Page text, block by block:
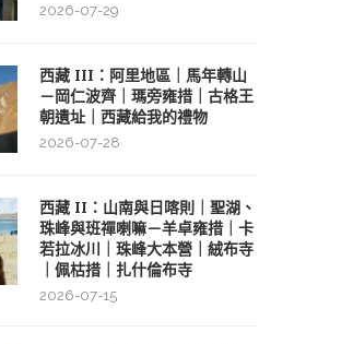
2026-07-29
西藏 III：阿里地區｜馬年轉山
－岡仁波齊｜瑪旁雍措｜古格王
朝遺址｜西藏給我的禮物
2026-07-28
西藏 II：山南與日喀則｜聖湖、
珠峰與班禪喇嘛－羊卓雍措｜卡
若拉冰川｜珠峰大本營｜絨布寺
｜佩枯措｜扎什倫布寺
2026-07-15